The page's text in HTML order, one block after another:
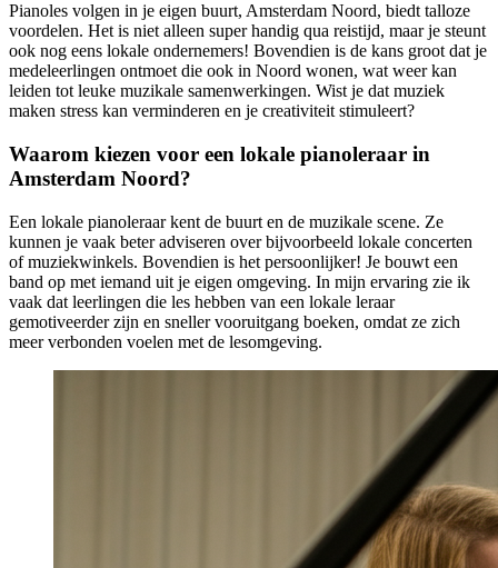
Pianoles volgen in je eigen buurt, Amsterdam Noord, biedt talloze
voordelen. Het is niet alleen super handig qua reistijd, maar je steunt
ook nog eens lokale ondernemers! Bovendien is de kans groot dat je
medeleerlingen ontmoet die ook in Noord wonen, wat weer kan
leiden tot leuke muzikale samenwerkingen. Wist je dat muziek
maken stress kan verminderen en je creativiteit stimuleert?
Waarom kiezen voor een lokale pianoleraar in
Amsterdam Noord?
Een lokale pianoleraar kent de buurt en de muzikale scene. Ze
kunnen je vaak beter adviseren over bijvoorbeeld lokale concerten
of muziekwinkels. Bovendien is het persoonlijker! Je bouwt een
band op met iemand uit je eigen omgeving. In mijn ervaring zie ik
vaak dat leerlingen die les hebben van een lokale leraar
gemotiveerder zijn en sneller vooruitgang boeken, omdat ze zich
meer verbonden voelen met de lesomgeving.